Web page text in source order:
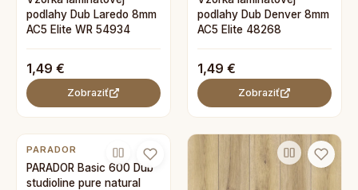
podlahy Dub Laredo 8mm
AC5 Elite WR 54934
1,49 €
Zobraziť
podlahy Dub Denver 8mm
AC5 Elite 48268
1,49 €
Zobraziť
PARADOR
PARADOR Basic 600 Dub
studioline pure natural